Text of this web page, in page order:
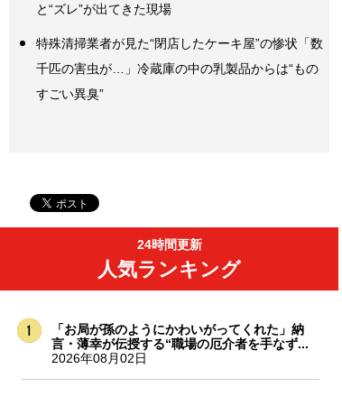
と“ズレ”が出てきた現場
特殊清掃業者が見た“閉店したケーキ屋”の惨状「数
千匹の害虫が…」冷蔵庫の中の乳製品からは“もの
すごい異臭”
24時間更新
人気ランキング
「お局が孫のようにかわいがってくれた」納
言・薄幸が伝授する“職場の厄介者を手なず...
2026年08月02日